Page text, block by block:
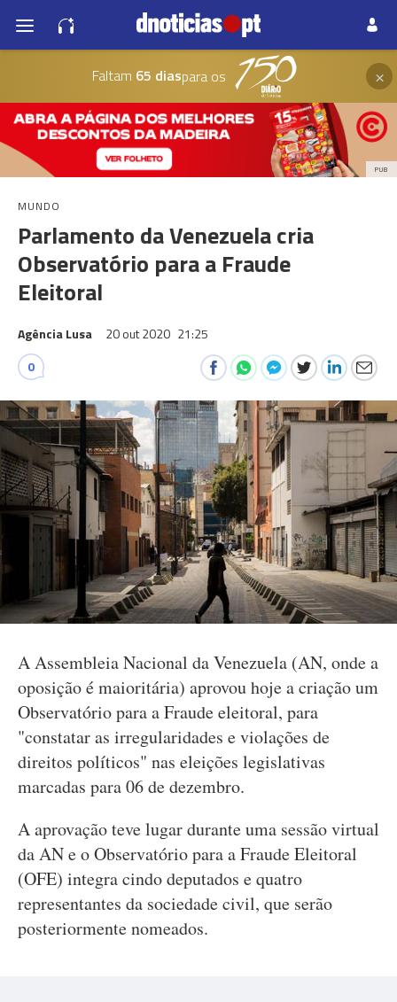
Faltam 65 diaspara os ×
PUB
MUNDO
Parlamento da Venezuela cria
Observatório para a Fraude
Eleitoral
Agência Lusa 20 out 2020 21:25
0
A Assembleia Nacional da Venezuela (AN, onde a
oposição é maioritária) aprovou hoje a criação um
Observatório para a Fraude eleitoral, para
"constatar as irregularidades e violações de
direitos políticos" nas eleições legislativas
marcadas para 06 de dezembro.
A aprovação teve lugar durante uma sessão virtual
da AN e o Observatório para a Fraude Eleitoral
(OFE) integra cindo deputados e quatro
representantes da sociedade civil, que serão
posteriormente nomeados.